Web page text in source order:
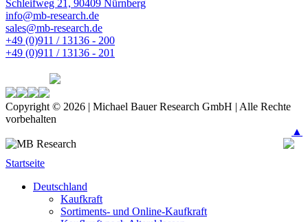
Schleifweg 21, 90409 Nürnberg
info@mb-research.de
sales@mb-research.de
+49 (0)911 / 13136 - 200
+49 (0)911 / 13136 - 201
Copyright © 2026 | Michael Bauer Research GmbH | Alle Rechte
vorbehalten
▲
Startseite
Deutschland
Kaufkraft
Sortiments- und Online-Kaufkraft